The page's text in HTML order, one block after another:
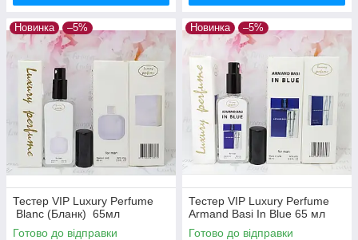
Новинка –5%
Тестер VIP Luxury Perfume
Blanc (Бланк) 65мл
Готово до відправки
Новинка –5%
Тестер VIP Luxury Perfume
Armand Basi In Blue 65 мл
Готово до відправки